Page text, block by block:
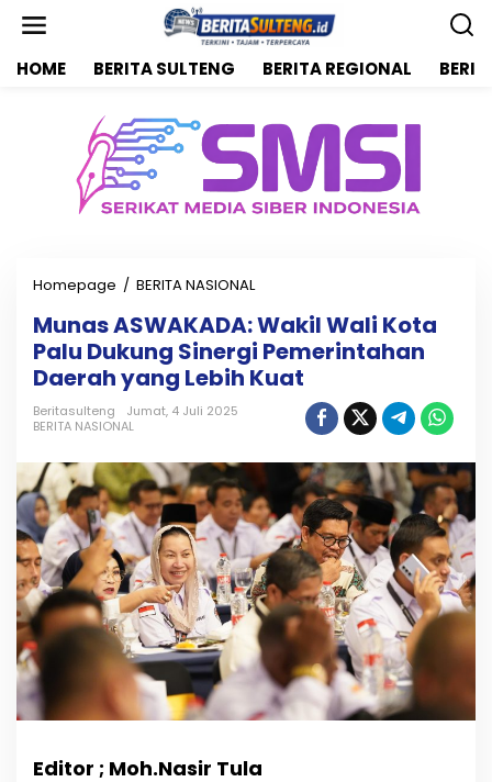
HOME BERITA SULTENG BERITA REGIONAL
Homepage / BERITA NASIONALM
n
a
s
A
K
A
D
A
:
W
a
k
i
l
W
l
K
Munas ASWAKADA: Wakil Wali Kota
Palu Dukung Sinergi Pemerintahan
Daerah yang Lebih Kuat
Beritasulteng
Jumat, 4 Juli 2025
BERITA NASIONAL
Editor ; Moh.Nasir Tula